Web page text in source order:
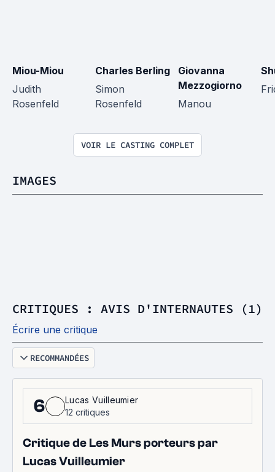
Miou-Miou
Judith
Rosenfeld
Charles Berling
Simon
Rosenfeld
Giovanna
Mezzogiorno
Manou
VOIR LE CASTING COMPLET
IMAGES
CRITIQUES : AVIS D'INTERNAUTES (1)
Écrire une critique
RECOMMANDÉES
6
Lucas Vuilleumier
12 critiques
Critique de Les Murs porteurs par
Lucas Vuilleumier